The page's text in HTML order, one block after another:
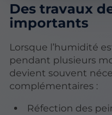
Des travaux
importants
Lorsque l’humidité
pendant plusieurs
devient souvent
complémentaires :
Réfection des